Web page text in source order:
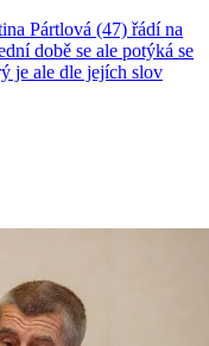
Pártlová (47) řádí na
době se ale potýká se
je ale dle jejích slov